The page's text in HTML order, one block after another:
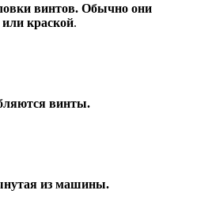
винтов. Обычно они
краской.
винты.
из машины.